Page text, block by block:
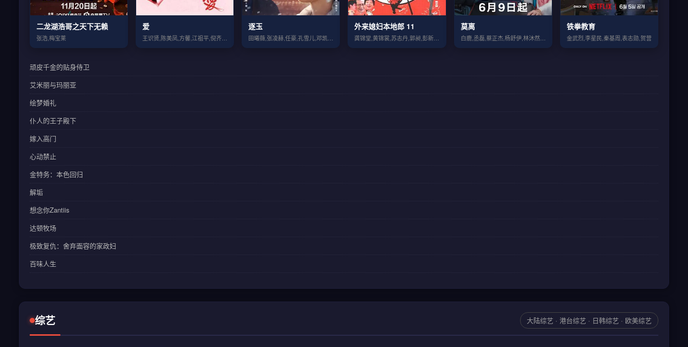
二龙湖浩哥之天下无赖
张浩,梅宝莱
爱
王识贤,陈美凤,方馨,江祖平,倪齐民,刘...
逐玉
田曦薇,张凌赫,任豪,孔雪儿,邓凯,李卿
外来媳妇本地郎 11
龚锦堂,黄锦裳,苏志丹,郭昶,彭新智,徐...
莫离
白鹿,丞磊,蔡正杰,杨舒伊,林沐然,董洁...
铁拳教育
金武烈,李星民,秦基周,表志勋,贺营
顽皮千金的贴身侍卫
艾米丽与玛丽亚
绘梦婚礼
仆人的王子殿下
嫁入高门
心动禁止
金特务：本色回归
解垢
想念你Zantiis
达顿牧场
极致复仇：舍弃面容的家政妇
百味人生
综艺 大陆综艺 · 港台综艺 · 日韩综艺 · 欧美综艺